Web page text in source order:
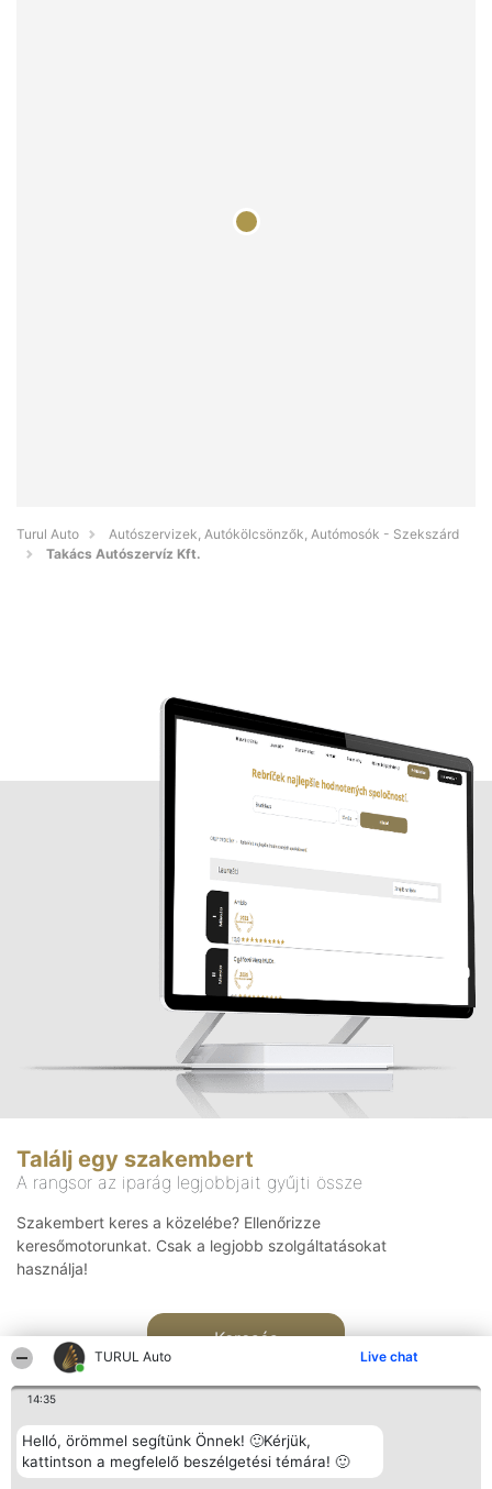
TURUL Auto Live chat
14:35
Helló, örömmel segítünk Önnek! 🙂Kérjük,
kattintson a megfelelő beszélgetési témára! 🙂
Turul Auto
Autószervizek, Autókölcsönzők, Autómosók - Szekszárd
Takács Autószervíz Kft.
Találj egy szakembert
A rangsor az iparág legjobbjait gyűjti össze
Szakembert keres a közelébe? Ellenőrizze
keresőmotorunkat. Csak a legjobb szolgáltatásokat
használja!
Keresés